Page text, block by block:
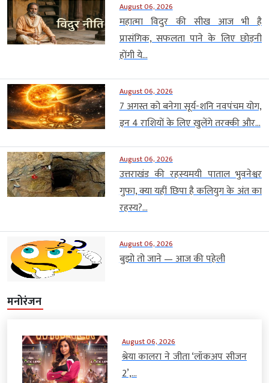
August 06, 2026
महात्मा विदुर की सीख आज भी है
प्रासंगिक, सफलता पाने के लिए छोड़नी
होंगी ये...
August 06, 2026
7 अगस्त को बनेगा सूर्य-शनि नवपंचम योग,
इन 4 राशियों के लिए खुलेंगे तरक्की और...
August 06, 2026
उत्तराखंड की रहस्यमयी पाताल भुवनेश्वर
गुफा, क्या यहीं छिपा है कलियुग के अंत का
रहस्य?...
August 06, 2026
बुझो तो जाने — आज की पहेली
मनोरंजन
August 06, 2026
श्रेया कालरा ने जीता ‘लॉकअप सीजन
2’,...